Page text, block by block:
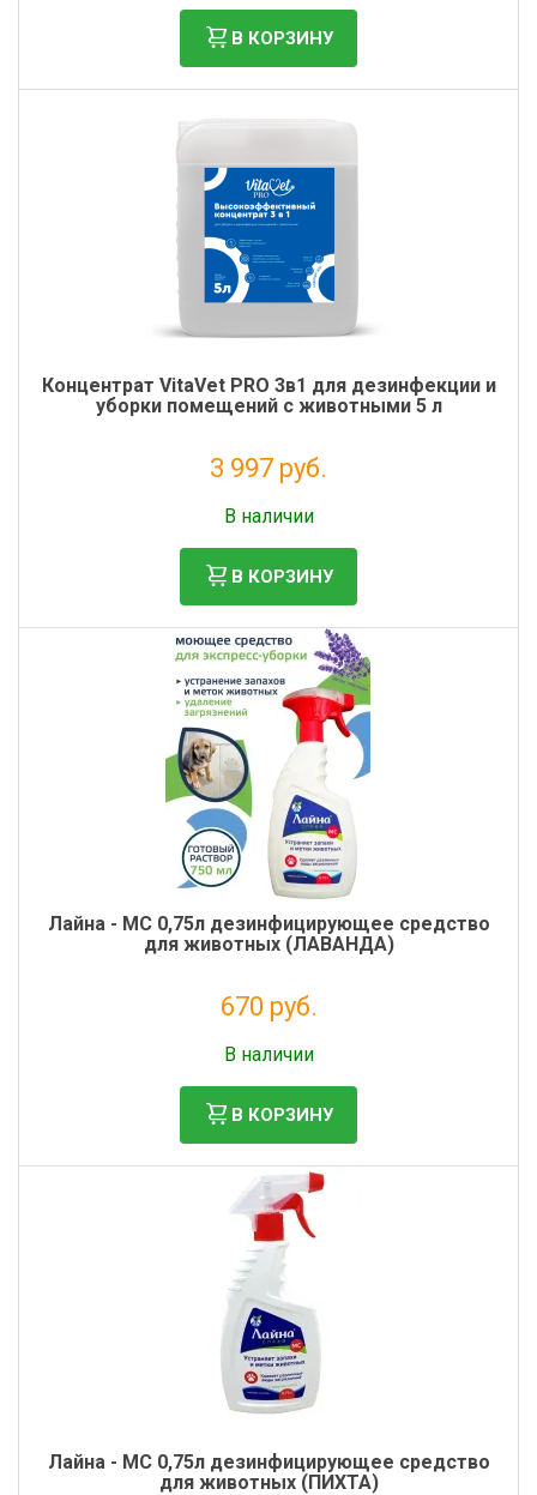
В КОРЗИНУ
Концентрат VitaVet PRO 3в1 для дезинфекции и
уборки помещений с животными 5 л
3 997 руб.
В наличии
В КОРЗИНУ
Лайна - МС 0,75л дезинфицирующее средство
для животных (ЛАВАНДА)
670 руб.
В наличии
В КОРЗИНУ
Лайна - МС 0,75л дезинфицирующее средство
для животных (ПИХТА)